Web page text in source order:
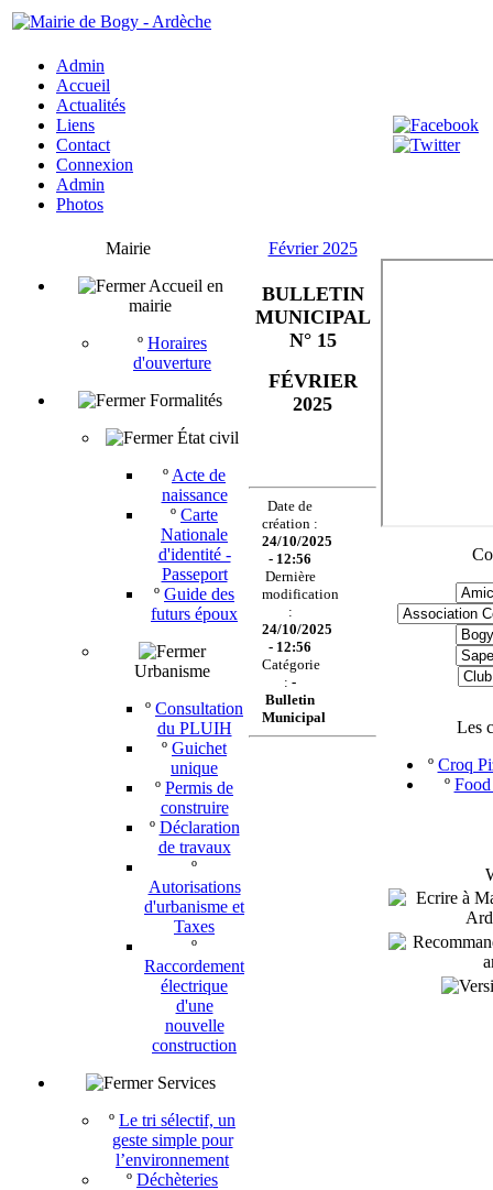
Admin
Accueil
Actualités
Liens
Contact
Connexion
Admin
Photos
Mairie
Accueil en
mairie
º Horaires
d'ouverture
Formalités
État civil
º Acte de
naissance
º Carte
Nationale
d'identité -
Passeport
º Guide des
futurs époux
Urbanisme
º Consultation
du PLUIH
º Guichet
unique
º Permis de
construire
º Déclaration
de travaux
º
Autorisations
d'urbanisme et
Taxes
º
Raccordement
électrique
d'une
nouvelle
construction
Services
º Le tri sélectif, un
geste simple pour
l’environnement
º Déchèteries
Février 2025
BULLETIN
MUNICIPAL
N° 15
FÉVRIER
2025
Date de
création :
24/10/2025
- 12:56
Dernière
modification
:
24/10/2025
- 12:56
Catégorie
:-
Bulletin
Municipal
Les
º Croq
º